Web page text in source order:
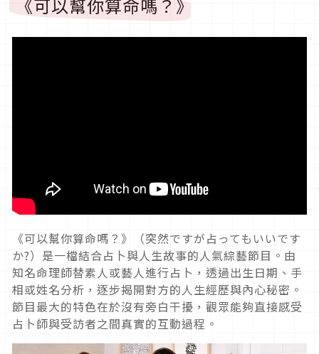
《可以幫你算命嗎？》
《可以幫你算命嗎？》（突然ですが占ってもいいです
か?）是一檔結合占卜與人生故事的人氣綜藝節目。由
知名命理師替素人或藝人進行占卜，透過出生日期、手
相或姓名分析，逐步揭開對方的人生經歷與內心秘密。
節目最大的特色在於沒有旁白干擾，觀眾能夠直接感受
占卜師與受訪者之間真實的互動過程。